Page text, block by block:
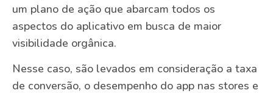
um plano de ação que abarcam todos os
aspectos do aplicativo em busca de maior
visibilidade orgânica.
Nesse caso, são levados em consideração a taxa
de conversão, o desempenho do app nas stores e